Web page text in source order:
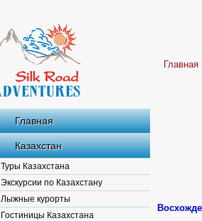
Главная
Казахстан
Туры Казахстана
Экскурсии по Казахстану
Лыжные курорты
Гостиницы Казахстана
Главная